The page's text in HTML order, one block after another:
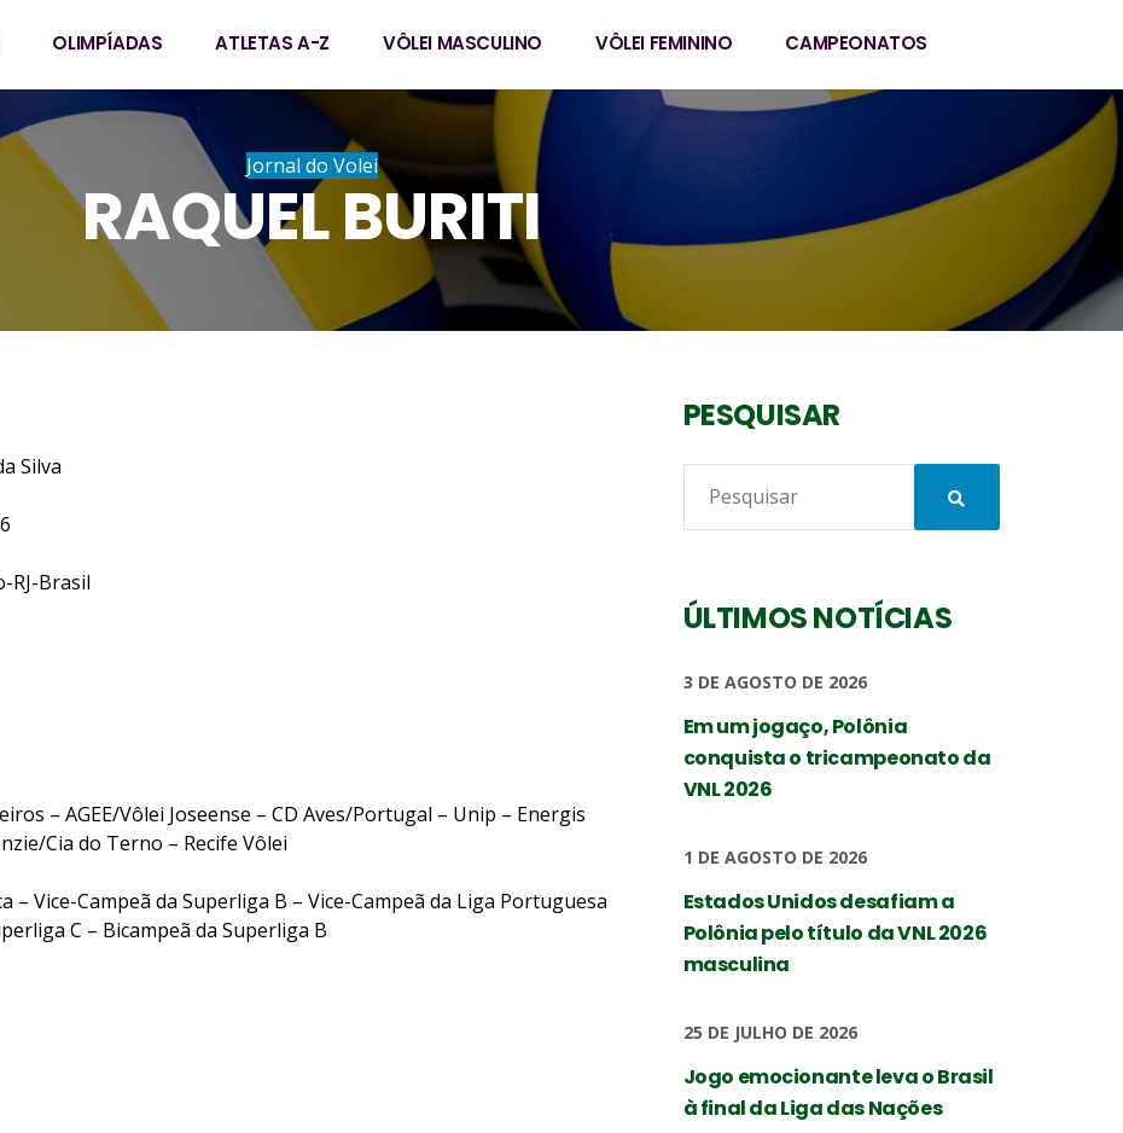
OLIMPÍADAS ATLETAS A-Z VÔLEI MASCULINO VÔLEI FEMININO CAMPEONATOS
Jornal do Volei
RAQUEL BURITI
da Silva
RJ-Brasil
– AGEE/Vôlei Joseense – CD Aves/Portugal – Unip – Energis
Cia do Terno – Recife Vôlei
– Vice-Campeã da Superliga B – Vice-Campeã da Liga Portuguesa
C – Bicampeã da Superliga B
PESQUISAR
ÚLTIMOS NOTÍCIAS
3 DE AGOSTO DE 2026
Em um jogaço, Polônia
conquista o tricampeonato da
VNL 2026
1 DE AGOSTO DE 2026
Estados Unidos desafiam a
Polônia pelo título da VNL 2026
masculina
25 DE JULHO DE 2026
Jogo emocionante leva o Brasil
à final da Liga das Nações